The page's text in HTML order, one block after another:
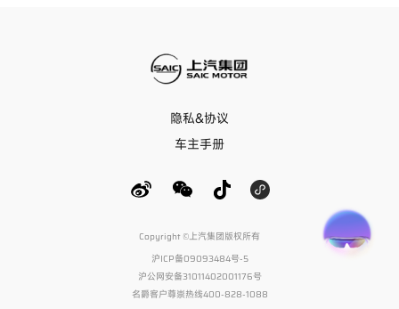
隐私&协议
车主手册
Copyright ©上汽集团版权所有
沪ICP备09093484号-5
沪公网安备31011402001176号
名爵客户尊崇热线400-828-1088